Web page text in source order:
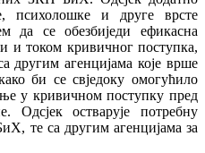
психолошке и друге врсте
да се обезбиједи ефикасна
и током кривичног поступка,
другим агенцијама које врше
би се свједоку омогућило
у кривичном поступку пред
остварује потребну
те са другим агенцијама за
у БиХ.